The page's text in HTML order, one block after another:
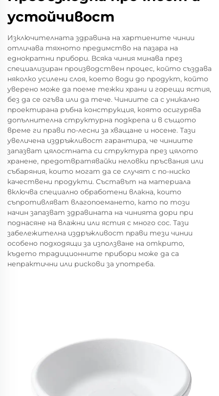
устойчивост
Изключителната здравина на хартиените чинии
отличава тяхното предимство на пазара на
еднократни прибори. Всяка чиния минава през
специализиран производствен процес, който създава
няколко усилени слоя, което води до продукт, който
уверено може да поеме тежки храни и горещи ястия,
без да се огъва или да тече. Чиниите са с уникално
проектирана ръбна конструкция, която осигурява
допълнителна структурна подкрепа и в същото
време ги прави по-лесни за хващане и носене. Тази
увеличена издръжливост гарантира, че чиниите
запазват цялостната си структура през цялото
хранене, предотвратявайки неловки пръсвания или
събаряния, които могат да се случят с по-ниско
качествени продукти. Съставът на материала
включва специално обработени влакна, които
съпротивляват влагопоемането, като по този
начин запазват здравината на чинията дори при
поднасяне на влажни или ястия с много сос. Тази
забележителна издръжливост прави тези чинии
особено подходящи за използване на открито,
където традиционните прибори може да са
непрактични или рискови за употреба.